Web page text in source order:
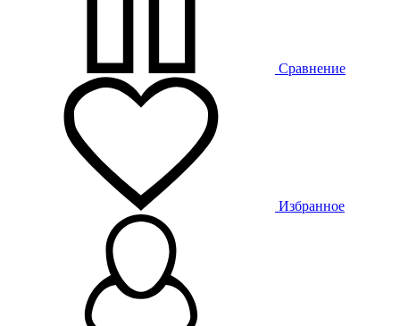
Сравнение
Избранное